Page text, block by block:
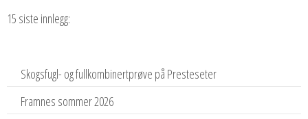
15 siste innlegg:
Skogsfugl- og fullkombinertprøve på Presteseter
Framnes sommer 2026